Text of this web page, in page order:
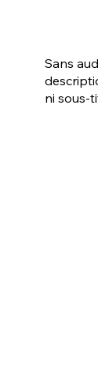
Sans
ni sous-